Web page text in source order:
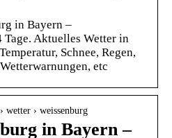
in Bayern –
Aktuelles Wetter in
Schnee, Regen,
etc
wetter › weissenburg
in Bayern –